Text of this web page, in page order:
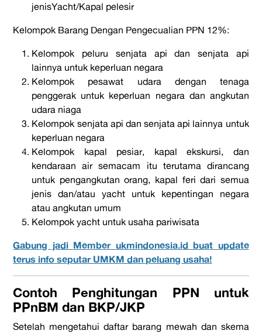
jenisYacht/Kapal pelesir
Kelompok Barang Dengan Pengecualian PPN 12%:
Kelompok peluru senjata api dan senjata api
lainnya untuk keperluan negara
Kelompok pesawat udara dengan tenaga
penggerak untuk keperluan negara dan angkutan
udara niaga
Kelompok senjata api dan senjata api lainnya untuk
keperluan negara
Kelompok kapal pesiar, kapal ekskursi, dan
kendaraan air semacam itu terutama dirancang
untuk pengangkutan orang, kapal feri dari semua
jenis dan/atauyacht untuk kepentingan negara
atau angkutan umum
Kelompokyacht untuk usaha pariwisata
Gabung jadi Member ukmindonesia.id buat update
terus info seputar UMKM dan peluang usaha!
Contoh Penghitungan PPN untuk
PPnBM dan BKP/JKP
Setelah mengetahui daftar barang mewah dan skema